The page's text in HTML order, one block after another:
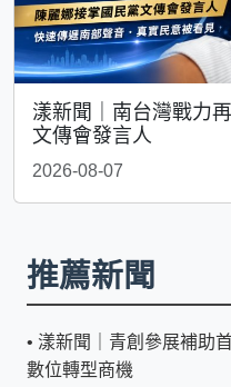
漾新聞｜南台灣戰力
文傳會發言人
2026-08-07
推薦新聞
• 漾新聞｜青創參展補助
數位轉型商機